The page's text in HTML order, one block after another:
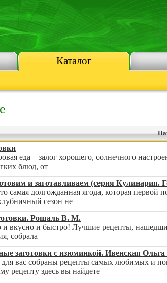
Каталог
еда – залог хорошего, солнечного
блюд, от
и заготавливаем (серия Кулинария.
самая долгожданная ягода, которая первой
сезон не
Рошаль В. М.
вкусно и быстро! Лучшие рецепты,
собрала
заготовки с изюминкой. Ивенская
вас собраны рецепты самых любимых и
рецепту здесь вы найдете